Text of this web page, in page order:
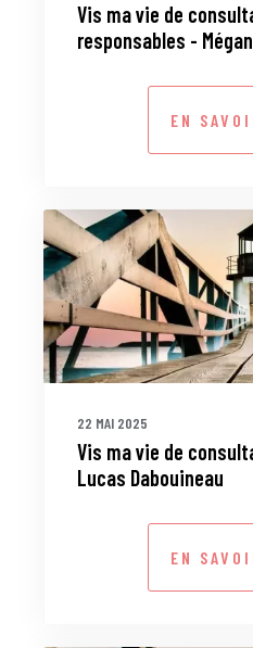
Vis ma vie de
responsables -
EN
22 MAI 2025
Vis ma vie de
Lucas Dabouineau
EN